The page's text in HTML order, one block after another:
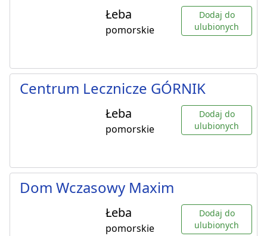
Łeba
pomorskie
Dodaj do
ulubionych
Centrum Lecznicze GÓRNIK
Łeba
pomorskie
Dodaj do
ulubionych
Dom Wczasowy Maxim
Łeba
pomorskie
Dodaj do
ulubionych